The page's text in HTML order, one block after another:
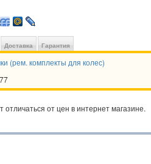
Доставка Гарантия
(рем. комплекты для колес)
от цен в интернет магазине.